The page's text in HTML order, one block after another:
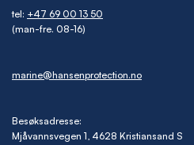
tel: +47 69 00 13 50
(man-fre. 08-16)
marine@hansenprotection.no
Besøksadresse:
Mjåvannsvegen 1, 4628 Kristiansand S